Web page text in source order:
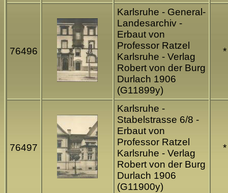
76496
Karlsruhe - General-
Landesarchiv -
Erbaut von
Professor Ratzel
Karlsruhe - Verlag
Robert von der Burg
Durlach 1906
(G11899y)
*
76497
Karlsruhe -
Stabelstrasse 6/8 -
Erbaut von
Professor Ratzel
Karlsruhe - Verlag
Robert von der Burg
Durlach 1906
(G11900y)
*